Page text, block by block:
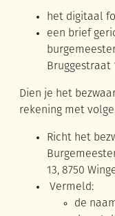
het digitaal
een brief
Bruggestraat
Dien je het
rekening met
Richt het
13, 8750
Vermeld:
de